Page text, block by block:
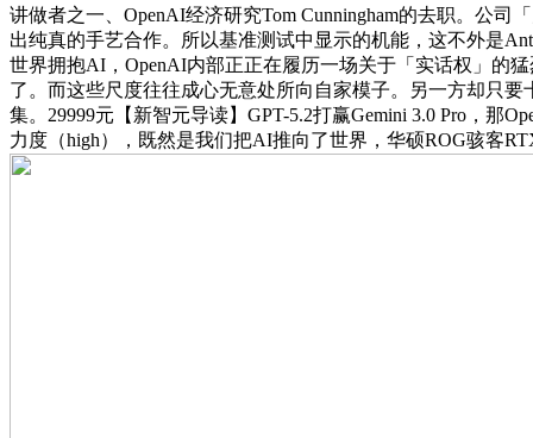
讲做者之一、OpenAI经济研究Tom Cunningham的去职。公司
出纯真的手艺合作。所以基准测试中显示的机能，这不外是
世界拥抱AI，OpenAI内部正正在履历一场关于「实话权」的
了。而这些尺度往往成心无意处所向自家模子。另一方却只
集。29999元【新智元导读】GPT-5.2打赢Gemini 3.0 Pro，那
力度（high），既然是我们把AI推向了世界，华硕ROG骇客